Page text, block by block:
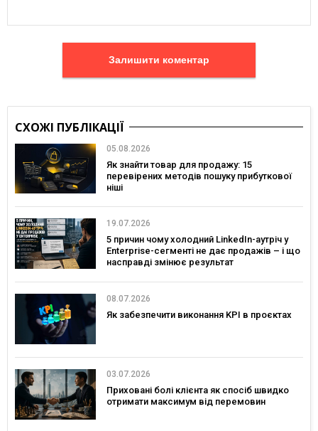
Залишити коментар
СХОЖІ ПУБЛІКАЦІЇ
05.08.2026
Як знайти товар для продажу: 15
перевірених методів пошуку прибуткової
ніші
19.07.2026
5 причин чому холодний LinkedIn-аутріч у
Enterprise-сегменті не дає продажів – і що
насправді змінює результат
08.07.2026
Як забезпечити виконання KPI в проєктах
03.07.2026
Приховані болі клієнта як спосіб швидко
отримати максимум від перемовин